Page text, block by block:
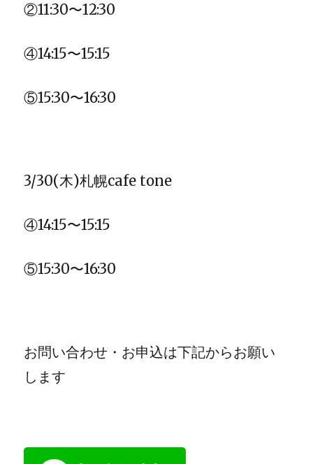
②11:30〜12:30
④14:15〜15:15
⑤15:30〜16:30
3/30(木)札幌cafe tone
④14:15〜15:15
⑤15:30〜16:30
お問い合わせ・お申込は下記からお願い
します